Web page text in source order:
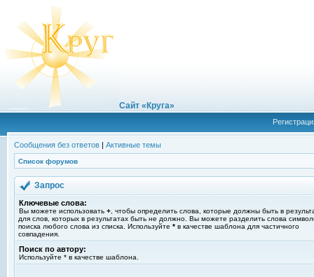
Сайт «Круга»
Сообщения без ответов | Активные темы
Список форумов
Запрос
Ключевые слова:
Вы можете использовать + , чтобы определить слова, которые должны быть в
для слов, которых в результатах быть не должно. Вы можете разделить слова
поиска любого слова из списка. Используйте * в качестве шаблона для частичного
совпадения.
Поиск по автору:
Используйте * в качестве шаблона.